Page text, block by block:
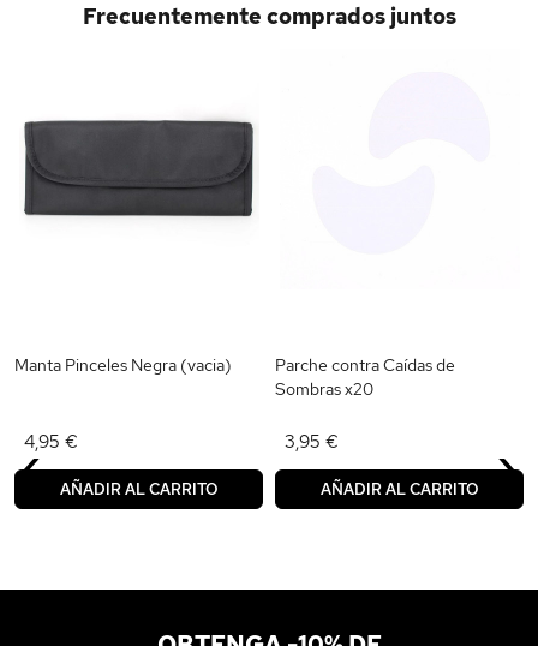
Frecuentemente comprados juntos
Manta Pinceles Negra (vacia)
4,95 €
AÑADIR AL CARRITO
Parche contra Caídas de
Sombras x20
3,95 €
AÑADIR AL CARRITO
‹ ›